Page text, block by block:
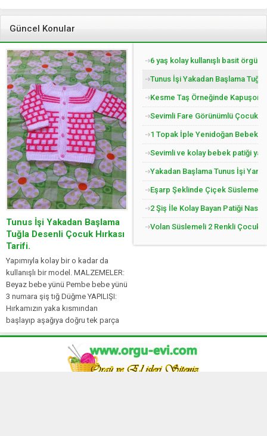
Güncel Konular
Tunus İşi Yakadan Başlama
Tuğla Desenli Çocuk Hırkası
Tarifi.
Yapımıyla kolay bir o kadar da
kullanışlı bir model. MALZEMELER:
Beyaz bebe yünü Pembe bebe yünü
3 numara şiş tığ Düğme YAPILIŞI:
Hırkamızın yaka kısmından
başlayıp aşağıya doğru tek parça
olarak öreceğiz. Yaka için 80 ilmek
başlayalım. İlmeklerimizi 1 düz,...
6 yaş kolay kullanışlı basit örgü
Tunus İşi Yakadan Başlama
Kesme Taş Örneğinde
Sevimli Fare Görünümlü Çocuk
1 Topak İple Yenidoğan Bebek
Sevimli ve kolay bebek patiği
Yakadan Başlama Tunus İşi
Eşarp Şeklinde Çiçek Süslemeli
2 Şiş İle Kolay Bayan Patiği Nasıl
Volan Süslemeli 2 Renkli Çocuk